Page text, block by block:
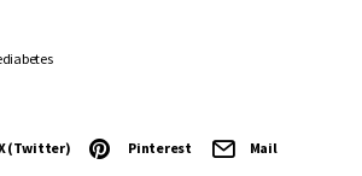
(Twitter) Pinterest Mail